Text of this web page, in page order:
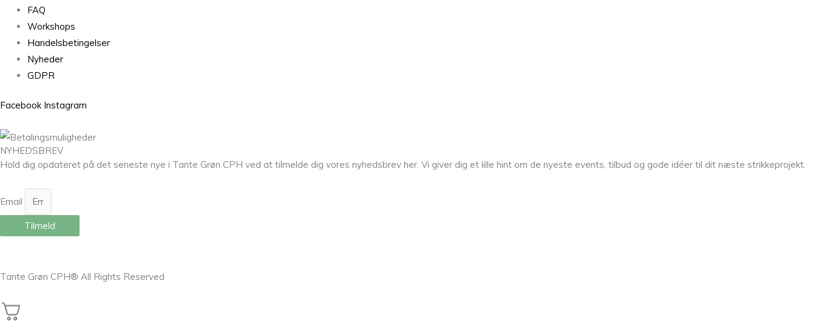
FAQ
Workshops
Handelsbetingelser
Nyheder
GDPR
Facebook Instagram
NYHEDSBREV
Hold dig opdateret på det seneste nye i Tante Grøn CPH ved at tilmelde dig vores nyhedsbrev her. Vi giver dig et lille hint om de nyeste events, tilbud og gode idéer til dit næste strikkeprojekt.
Email
Tilmeld
Tante Grøn CPH® All Rights Reserved